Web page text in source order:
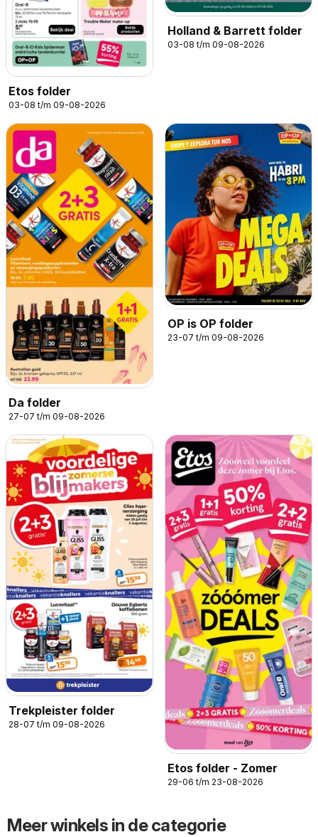
Etos folder
03-08 t/m 09-08-2026
Holland & Barrett folder
03-08 t/m 09-08-2026
Da folder
27-07 t/m 09-08-2026
OP is OP folder
23-07 t/m 09-08-2026
Trekpleister folder
28-07 t/m 09-08-2026
Etos folder - Zomer
29-06 t/m 23-08-2026
Meer winkels in de categorie